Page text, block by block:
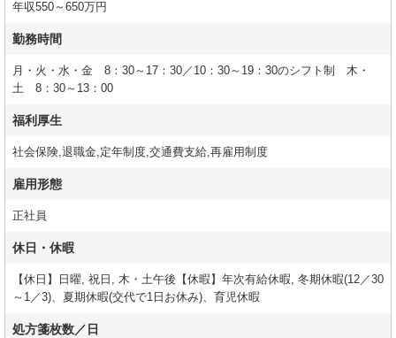
年収550～650万円
勤務時間
月・火・水・金 8：30～17：30／10：30～19：30のシフト制 木・
土 8：30～13：00
福利厚生
社会保険,退職金,定年制度,交通費支給,再雇用制度
雇用形態
正社員
休日・休暇
【休日】日曜, 祝日, 木・土午後【休暇】年次有給休暇, 冬期休暇(12／30
～1／3)、夏期休暇(交代で1日お休み)、育児休暇
処方箋枚数／日